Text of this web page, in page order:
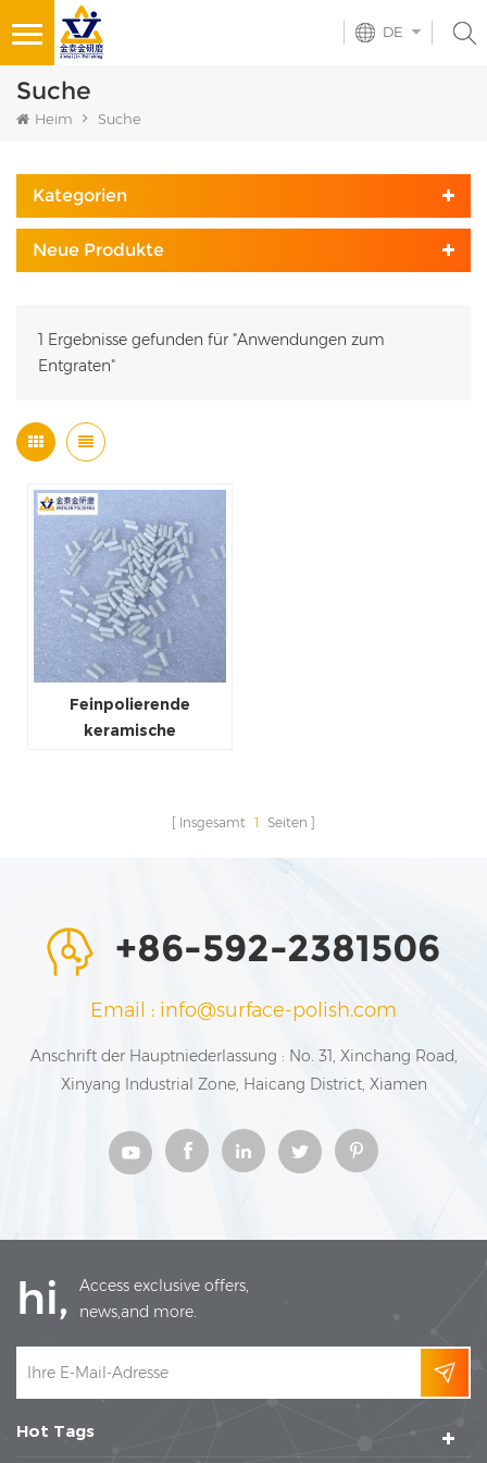
DE
Suche
Heim Suche
Kategorien
Neue Produkte
1 Ergebnisse gefunden für "Anwendungen zum
Entgraten"
Feinpolierende
keramische
Insgesamt 1 Seiten
+86-592-2381506
Email : info@surface-polish.com
Anschrift der Hauptniederlassung : No. 31, Xinchang Road,
Xinyang Industrial Zone, Haicang District, Xiamen
hi,
Access exclusive offers,
news,and more.
Hot Tags